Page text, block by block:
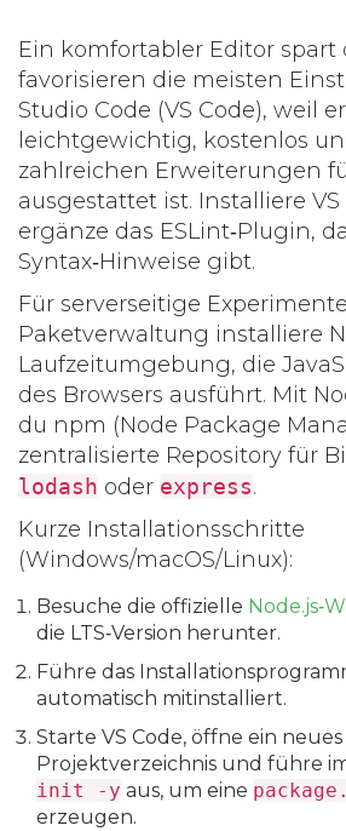
Ein komfortabler Editor spart
favorisieren die meisten
Studio Code (VS Code), weil er
leichtgewichtig, kostenlos
zahlreichen Erweiterungen
ausgestattet ist. Installiere
ergänze das ESLint‑Plugin,
Syntax‑Hinweise gibt.
Für serverseitige
Paketverwaltung installiere
Laufzeitumgebung, die
des Browsers ausführt. Mit
du npm (Node Package
zentralisierte Repository für
lodash oder express.
Kurze Installationsschritte
(Windows/macOS/Linux):
Besuche die offizielle
die LTS‑Version herunter.
Führe das
automatisch mitinstalliert.
Starte VS Code, öffne ein neues
Projektverzeichnis und führe
init -y aus, um eine
erzeugen.